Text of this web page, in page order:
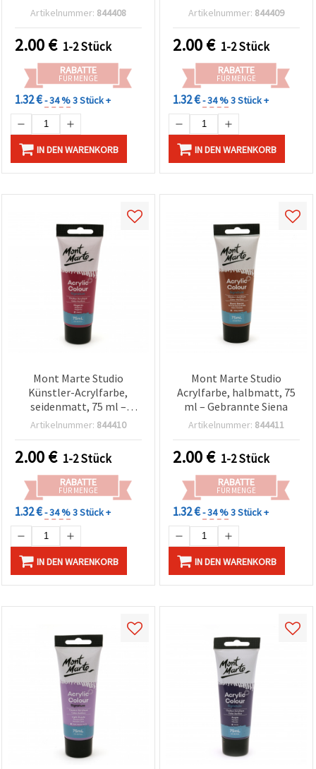
Artikelnummer: 844408
2.00€ 1-2 Stück
RABATTE
FÜR MENGE
1.32 €- 34 %3 Stück +
IN DEN WARENKORB
Artikelnummer: 844409
2.00€ 1-2 Stück
RABATTE
FÜR MENGE
1.32 €- 34 %3 Stück +
IN DEN WARENKORB
Mont Marte Studio
Künstler-Acrylfarbe,
seidenmatt, 75 ml –
Magenta
Artikelnummer: 844410
2.00€ 1-2 Stück
RABATTE
FÜR MENGE
1.32 €- 34 %3 Stück +
IN DEN WARENKORB
Mont Marte Studio
Acrylfarbe, halbmatt, 75
ml – Gebrannte Siena
Artikelnummer: 844411
2.00€ 1-2 Stück
RABATTE
FÜR MENGE
1.32 €- 34 %3 Stück +
IN DEN WARENKORB